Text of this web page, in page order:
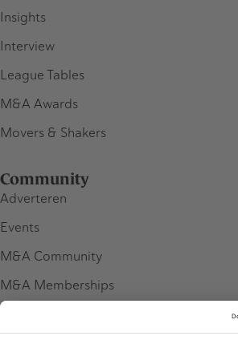
Insights
Interview
League Tables
M&A Awards
Movers & Shakers
Community
Adverteren
Events
M&A Community
M&A Memberships